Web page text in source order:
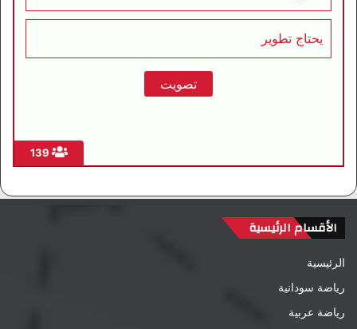
يحتاج تطوير
الأقسام الرئيسية
الرئيسية
رياضة سودانية
رياضة عربية